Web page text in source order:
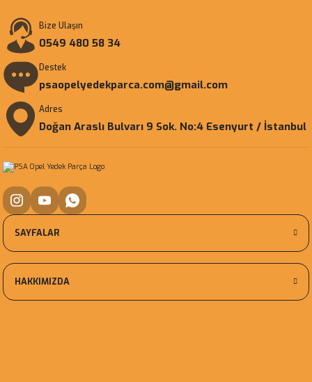
Bize Ulaşın
0549 480 58 34
Destek
psaopelyedekparca.com@gmail.com
Adres
Doğan Araslı Bulvarı 9 Sok. No:4 Esenyurt / İstanbul
SAYFALAR
HAKKIMIZDA